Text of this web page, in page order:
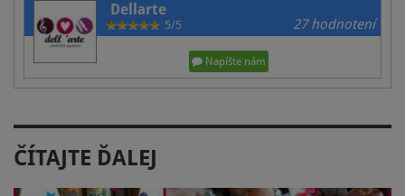
Dellarte
5/5 27 hodnotení
Napíšte nám
ČÍTAJTE ĎALEJ